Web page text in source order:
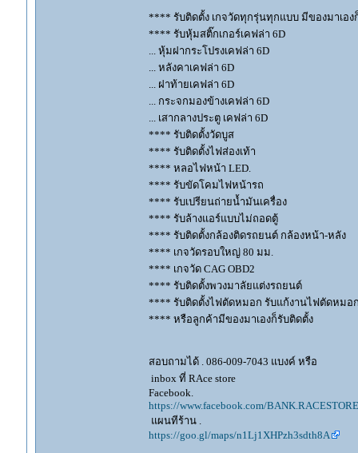
**** รับติดตั้ง เกจวัดทุกรุ่นทุกแบบ มีของมาเอง
**** รับหุ้มสติ๊กเกอร์เคฟล่า 6D
... หุ้มฝากระโปรงเคฟล่า 6D
... หลังคาเคฟล่า 6D
... ฝาท้ายเคฟล่า 6D
... กระจกมองข้างเคฟล่า 6D
... เสากลางประตู เคฟล่า 6D
**** รับติดตั้งวัดบูส
**** รับติดตั้งไฟส่องเท้า
**** หลอไฟหน้า LED.
**** รับขัดโคมไฟหน้ารถ
**** รับเปรียนถ่ายน้ำมันเครื่อง
**** รับล้างแอร์แบบไม่ถอดตู้
**** รับติดตั้งกล้องติดรถยนต์ กล้องหน้า-หลัง
**** เกจวัดรอบใหญ่ 80 มม.
**** เกจวัด CAG OBD2
**** รับติดตั้งพวงมาลัยแต่งรถยนต์
**** รับติดตั้งไฟตัดหมอก รับแก้งานไฟตัดหมอ
**** หรือลูกค้ามีของมาเองก็รับติดตั้ง
สอบถามได้ . 086-009-7043 แบงค์ หรือ
inbox ที่ RAce store
Facebook.
https://www.facebook.com/
แผนทีร้าน .
https://goo.gl/maps/n1Lj1XHPzh3sdth8A